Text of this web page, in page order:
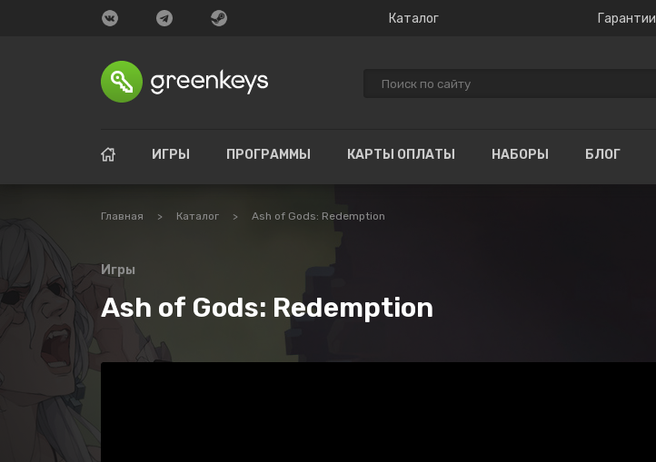
Каталог Гарантии
ИГРЫ ПРОГРАММЫ КАРТЫ ОПЛАТЫ НАБОРЫ БЛОГ
Главная > Каталог > Ash of Gods: Redemption
Игры
Ash of Gods: Redemption